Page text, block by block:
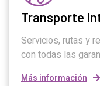
Transporte
Servicios, rutas y
con todas las
Más información